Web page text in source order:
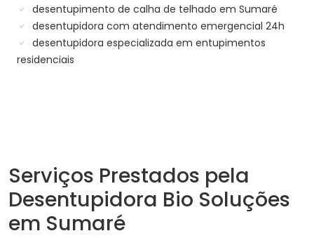
desentupimento de calha de telhado em Sumaré
desentupidora com atendimento emergencial 24h
desentupidora especializada em entupimentos
residenciais
Serviços Prestados pela
Desentupidora Bio Soluções
em Sumaré